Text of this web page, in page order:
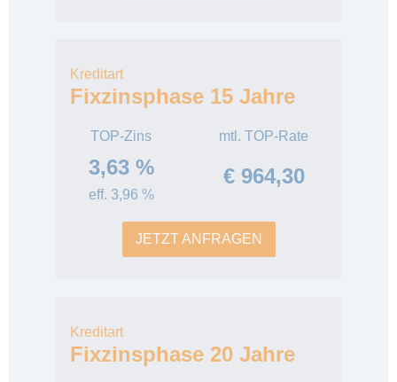
Kreditart
Fixzinsphase 15 Jahre
TOP-Zins
3,63 %
eff. 3,96 %
mtl. TOP-Rate
€ 964,30
JETZT ANFRAGEN
Kreditart
Fixzinsphase 20 Jahre